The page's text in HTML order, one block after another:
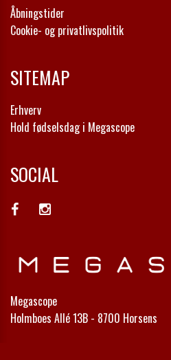
Åbningstider
Cookie- og privatlivspolitik
SITEMAP
Erhverv
Hold fødselsdag i Megascope
SOCIAL
Megascope
Holmboes Allé 13B - 8700 Horsens